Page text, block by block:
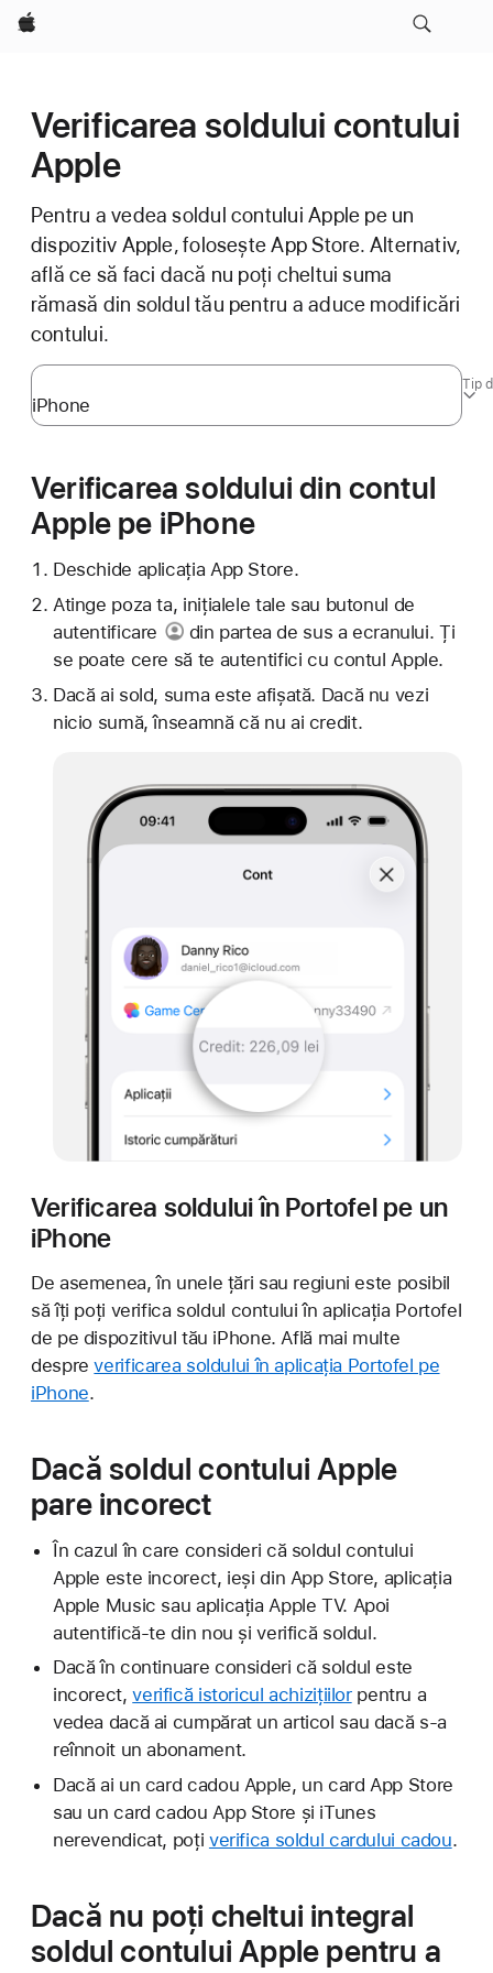
Apple
Verificarea soldului contului
Apple
Pentru a vedea soldul contului Apple pe un
dispozitiv Apple, folosește App Store. Alternativ,
află ce să faci dacă nu poți cheltui suma
rămasă din soldul tău pentru a aduce modificări
contului.
Tip
Verificarea soldului din contul
Apple pe iPhone
Deschide aplicația App Store.
Atinge poza ta, inițialele tale sau butonul de
autentificare
din partea de sus a ecranului. Ți
se poate cere să te autentifici cu contul Apple.
Dacă ai sold, suma este afișată. Dacă nu vezi
nicio sumă, înseamnă că nu ai credit.
Verificarea soldului în Portofel pe un
iPhone
De asemenea, în unele țări sau regiuni este posibil
să îți poți verifica soldul contului în aplicația Portofel
de pe dispozitivul tău iPhone. Află mai multe
despreverificarea soldului în aplicația Portofel pe
iPhone.
Dacă soldul contului Apple
pare incorect
În cazul în care consideri că soldul contului
Apple este incorect, ieși din App Store, aplicația
Apple Music sau aplicația Apple TV. Apoi
autentifică-te din nou și verifică soldul.
Dacă în continuare consideri că soldul este
incorect,verifică istoricul achizițiilorpentru a
vedea dacă ai cumpărat un articol sau dacă s-a
reînnoit un abonament.
Dacă ai un card cadou Apple, un card App Store
sau un card cadou App Store și iTunes
nerevendicat, poți verifica soldul cardului cadou.
Dacă nu poți cheltui integral
soldul contului Apple pentru a